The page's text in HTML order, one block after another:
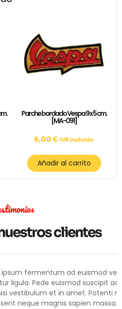
Parche bordado Vespa 9 x 5 cm.
[MA-091]
6,00 € IVA incluído
Añadir al carrito
clientes
ad euismod vel
Pede euismod suscipit ac
et in amet. Potenti nunc
magnis sapien massa.